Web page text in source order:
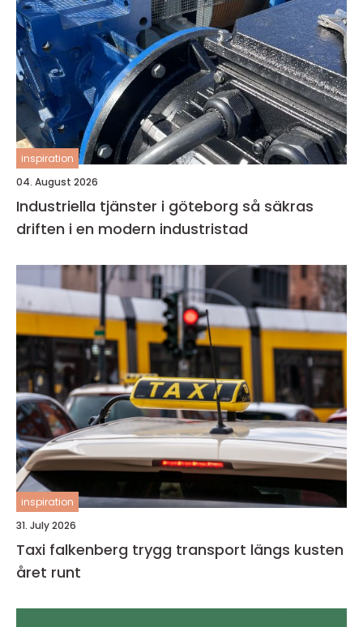
inspiration
04. August 2026
Industriella tjänster i göteborg så säkras
driften i en modern industristad
inspiration
31. July 2026
Taxi falkenberg trygg transport längs kusten
året runt